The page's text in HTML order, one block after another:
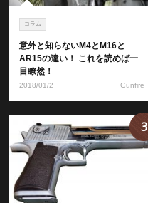
コラム
意外と知らないM4とM16と
AR15の違い！ これを読めば一
目瞭然！
2018/01/2 Gunfire
3